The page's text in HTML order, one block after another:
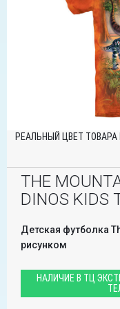
РЕАЛЬНЫЙ ЦВЕТ
THE
DINOS KIDS
Детская футболка
рисунком
НАЛИЧИЕ В ТЦ